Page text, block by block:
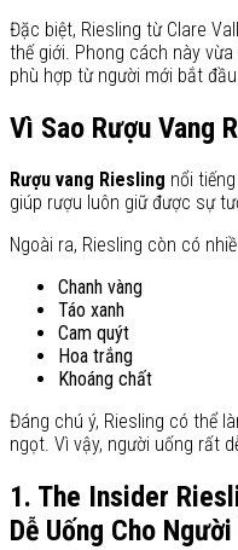
Đặc biệt, Riesling từ Clare
thế giới. Phong cách này
phù hợp từ người mới bắt
Vì Sao Rượu Vang
Rượu vang Riesling nổi
giúp rượu luôn giữ được sự
Ngoài ra, Riesling còn có
Chanh vàng
Táo xanh
Cam quýt
Hoa trắng
Khoáng chất
Đáng chú ý, Riesling có thể
ngọt. Vì vậy, người uống rất
1. The Insider
Dễ Uống Cho